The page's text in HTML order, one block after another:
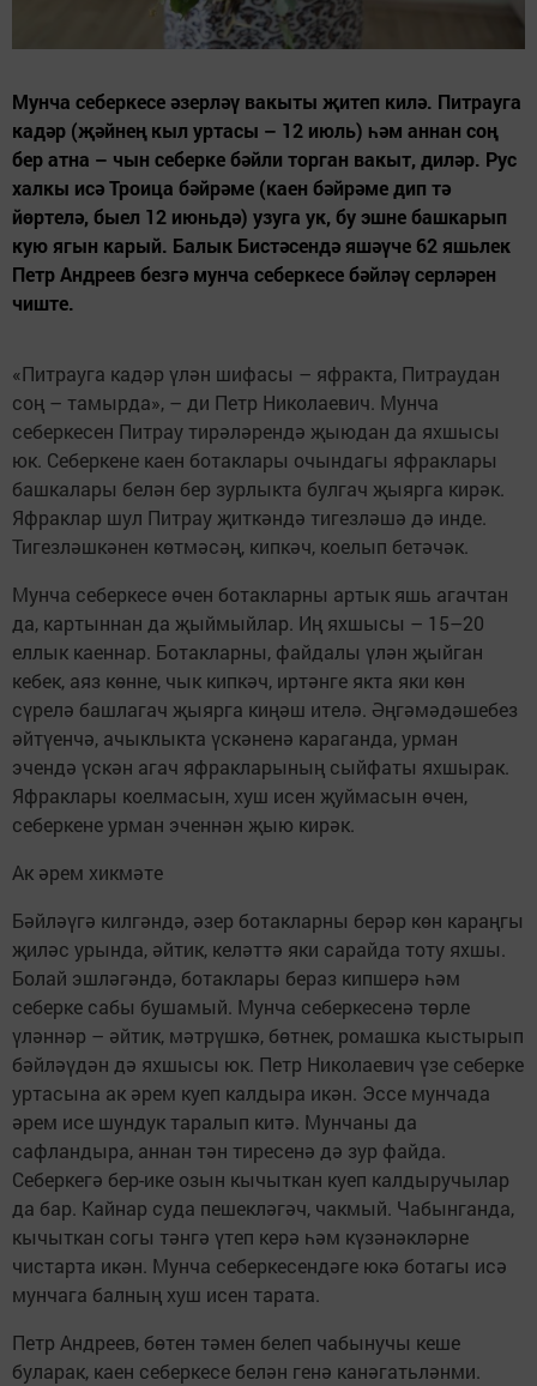
Мунча себеркесе әзерләү вакыты җитеп килә. Питрауга
кадәр (җәйнең кыл уртасы – 12 июль) һәм аннан соң
бер атна – чын себерке бәйли торган вакыт, диләр. Рус
халкы исә Троица бәйрәме (каен бәйрәме дип тә
йөртелә, быел 12 июньдә) узуга ук, бу эшне башкарып
кую ягын карый. Балык Бистәсендә яшәүче 62 яшьлек
Петр Андреев безгә мунча себеркесе бәйләү серләрен
чиште.
«Питрауга кадәр үлән шифасы – яфракта, Питраудан
соң – тамырда», – ди Петр Николаевич. Мунча
себеркесен Питрау тирәләрендә җыюдан да яхшысы
юк. Себеркене каен ботаклары очындагы яфраклары
башкалары белән бер зурлыкта булгач җыярга кирәк.
Яфраклар шул Питрау җиткәндә тигезләшә дә инде.
Тигезләшкәнен көтмәсәң, кипкәч, коелып бетәчәк.
Мунча себеркесе өчен ботакларны артык яшь агачтан
да, картыннан да җыймыйлар. Иң яхшысы – 15–20
еллык каеннар. Ботакларны, файдалы үлән җыйган
кебек, аяз көнне, чык кипкәч, иртәнге якта яки көн
сүрелә башлагач җыярга киңәш ителә. Әңгәмәдәшебез
әйтүенчә, ачыклыкта үскәненә караганда, урман
эчендә үскән агач яфракларының сыйфаты яхшырак.
Яфраклары коелмасын, хуш исен җуймасын өчен,
себеркене урман эченнән җыю кирәк.
Ак әрем хикмәте
Бәйләүгә килгәндә, әзер ботакларны берәр көн караңгы
җиләс урында, әйтик, келәттә яки сарайда тоту яхшы.
Болай эшләгәндә, ботаклары бераз кипшерә һәм
себерке сабы бушамый. Мунча себеркесенә төрле
үләннәр – әйтик, мәтрүшкә, бөтнек, ромашка кыстырып
бәйләүдән дә яхшысы юк. Петр Николаевич үзе себерке
уртасына ак әрем куеп калдыра икән. Эссе мунчада
әрем исе шундук таралып китә. Мунчаны да
сафландыра, аннан тән тиресенә дә зур файда.
Себеркегә бер-ике озын кычыткан куеп калдыручылар
да бар. Кайнар суда пешекләгәч, чакмый. Чабынганда,
кычыткан согы тәнгә үтеп керә һәм күзәнәкләрне
чистарта икән. Мунча себеркесендәге юкә ботагы исә
мунчага балның хуш исен тарата.
Петр Андреев, бөтен тәмен белеп чабынучы кеше
буларак, каен себеркесе белән генә канәгатьләнми.